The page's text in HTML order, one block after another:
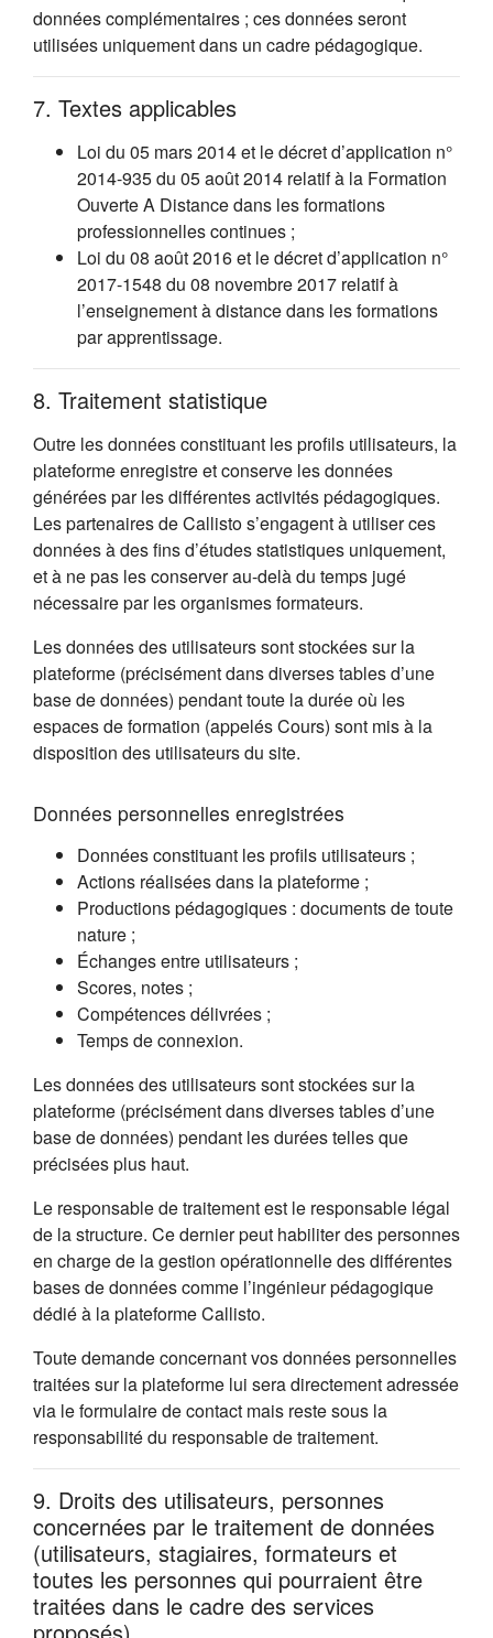
données complémentaires ; ces données seront
utilisées uniquement dans un cadre pédagogique.
7. Textes applicables
Loi du 05 mars 2014 et le décret d’application n°
2014-935 du 05 août 2014 relatif à la Formation
Ouverte A Distance dans les formations
professionnelles continues ;
Loi du 08 août 2016 et le décret d’application n°
2017-1548 du 08 novembre 2017 relatif à
l’enseignement à distance dans les formations
par apprentissage.
8. Traitement statistique
Outre les données constituant les profils utilisateurs, la
plateforme enregistre et conserve les données
générées par les différentes activités pédagogiques.
Les partenaires de Callisto s’engagent à utiliser ces
données à des fins d’études statistiques uniquement,
et à ne pas les conserver au-delà du temps jugé
nécessaire par les organismes formateurs.
Les données des utilisateurs sont stockées sur la
plateforme (précisément dans diverses tables d’une
base de données) pendant toute la durée où les
espaces de formation (appelés Cours) sont mis à la
disposition des utilisateurs du site.
Données personnelles enregistrées
Données constituant les profils utilisateurs ;
Actions réalisées dans la plateforme ;
Productions pédagogiques : documents de toute
nature ;
Échanges entre utilisateurs ;
Scores, notes ;
Compétences délivrées ;
Temps de connexion.
Les données des utilisateurs sont stockées sur la
plateforme (précisément dans diverses tables d’une
base de données) pendant les durées telles que
précisées plus haut.
Le responsable de traitement est le responsable légal
de la structure. Ce dernier peut habiliter des personnes
en charge de la gestion opérationnelle des différentes
bases de données comme l’ingénieur pédagogique
dédié à la plateforme Callisto.
Toute demande concernant vos données personnelles
traitées sur la plateforme lui sera directement adressée
via le formulaire de contact mais reste sous la
responsabilité du responsable de traitement.
9. Droits des utilisateurs, personnes
concernées par le traitement de données
(utilisateurs, stagiaires, formateurs et
toutes les personnes qui pourraient être
traitées dans le cadre des services